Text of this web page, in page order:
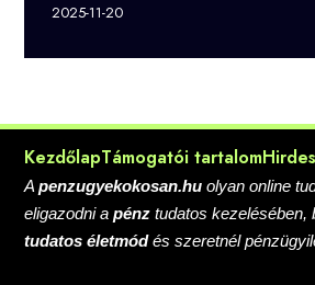
2025-11-20
KezdőlapTámogatói tartalom
A penzugyekokosan.hu olyan online
eligazodni a pénz tudatos kezelésében,
tudatos életmódés szeretnél